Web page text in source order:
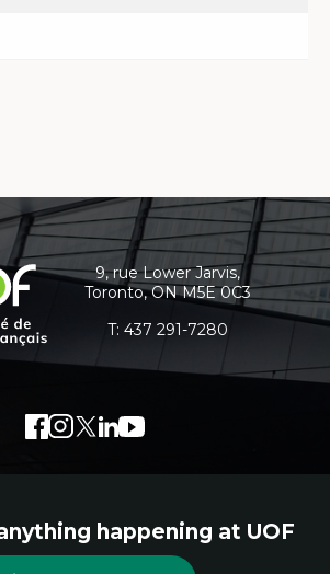
Université
l'Ontario
9, rue Lower Jarvis,
Toronto, ON M5E 0C3
T: 437 291-7280
Facebook
External
will
open
Instagram
External
will
open
Twitter
External
will
open
LinkedIn
External
will
open
Youtube
External
will
open
happening at UOF